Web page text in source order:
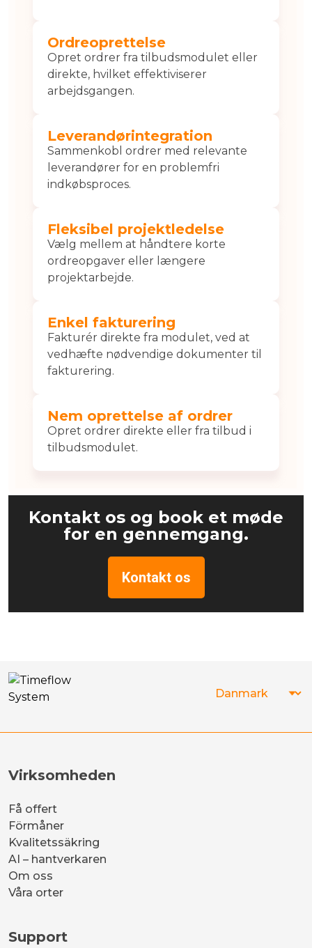
Ordreoprettelse
Opret ordrer fra tilbudsmodulet eller
direkte, hvilket effektiviserer
arbejdsgangen.
Leverandørintegration
Sammenkobl ordrer med relevante
leverandører for en problemfri
indkøbsproces.
Fleksibel projektledelse
Vælg mellem at håndtere korte
ordreopgaver eller længere
projektarbejde.
Enkel fakturering
Fakturér direkte fra modulet, ved at
vedhæfte nødvendige dokumenter til
fakturering.
Nem oprettelse af ordrer
Opret ordrer direkte eller fra tilbud i
tilbudsmodulet.
Kontakt os og book et møde
for en gennemgang.
Kontakt os
Virksomheden
Få offert
Förmåner
Kvalitetssäkring
AI – hantverkaren
Om oss
Våra orter
Support